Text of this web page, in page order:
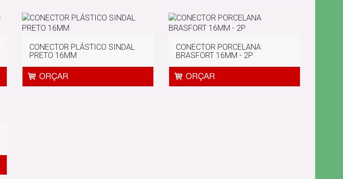
CONECTOR PLÁSTICO SINDAL
PRETO 16MM
CONECTOR PORCELANA
BRASFORT 16MM - 2P